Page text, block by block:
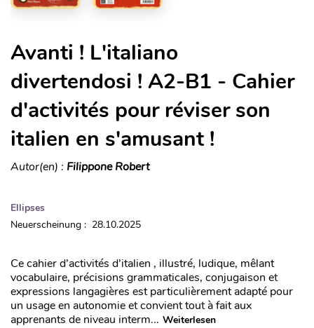
Avanti ! L'italiano
divertendosi ! A2-B1 - Cahier
d'activités pour réviser son
italien en s'amusant !
Autor(en) : Filippone Robert
Ellipses
Neuerscheinung : 28.10.2025
Ce cahier d’activités d’italien , illustré, ludique, mêlant
vocabulaire, précisions grammaticales, conjugaison et
expressions langagières est particulièrement adapté pour
un usage en autonomie et convient tout à fait aux
apprenants de niveau interm... Weiterlesen